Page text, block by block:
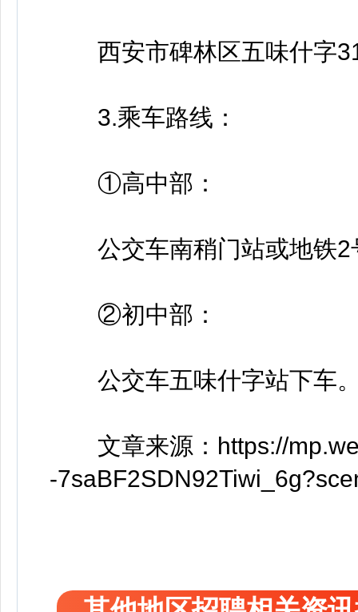
西安市碑林区五味什字
3.乘车路线：
①高中部：
公交车南稍门站或地铁2
②初中部：
公交车五味什字站下车
文章来源：https://
-